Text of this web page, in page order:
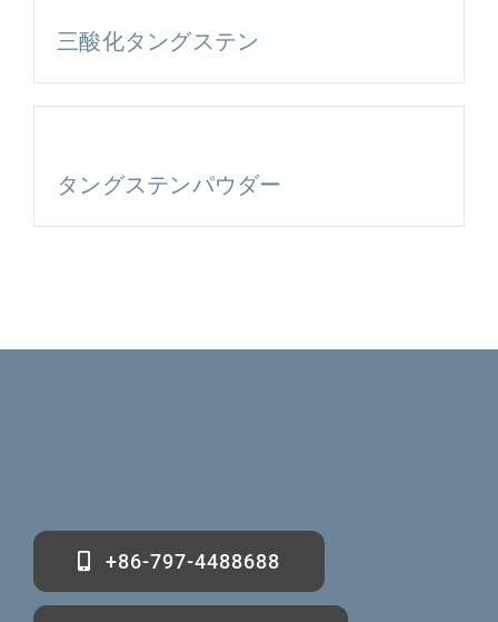
三酸化タングステン
タングステンパウダー
+86-797-4488688